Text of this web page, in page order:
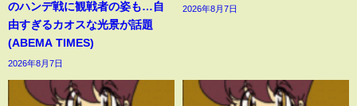
のハンデ戦に観戦者の姿も…自
由すぎるカオスな光景が話題
(ABEMA TIMES)
2026年8月7日
2026年8月7日